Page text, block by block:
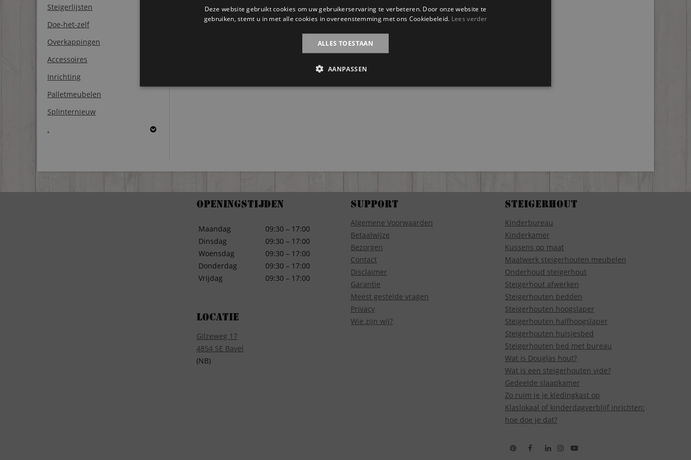
Steigerlijsten
Doe-het-zelf
Overkappingen
Accessoires
Inrichting
Palletmeubelen
Splinternieuw
.
Openingstijden
Maandag
Dinsdag
Woensdag
Donderdag
Vrijdag
09:30 – 17:00
09:30 – 17:00
09:30 – 17:00
09:30 – 17:00
09:30 – 17:00
Locatie
Gilzeweg 17
4854 SE Bavel
(NB)
Support
Algemene Voorwaarden
Betaalwijze
Bezorgen
Contact
Disclaimer
Garantie
Meest gestelde vragen
Privacy
Wie zijn wij?
Steigerhout
Kinderbureau
Kinderkamer
Kussens op maat
Maatwerk steigerhouten meubelen
Onderhoud steigerhout
Steigerhout afwerken
Steigerhouten bedden
Steigerhouten hoogslaper
Steigerhouten halfhoogslaper
Steigerhouten huisjesbed
Steigerhouten bed met bureau
Wat is Douglas hout?
Wat is een steigerhouten vide?
Gedeelde slaapkamer
Zo ruim je je kledingkast op
Klaslokaal of kinderdagverblijf inrichten:
hoe doe je dat?
Deze website gebruikt cookies om uw gebruikerservaring te verbeteren. Door onze website te
gebruiken, stemt u in met alle cookies in overeenstemming met ons Cookiebeleid. Lees verder
ALLES TOESTAAN
AANPASSEN